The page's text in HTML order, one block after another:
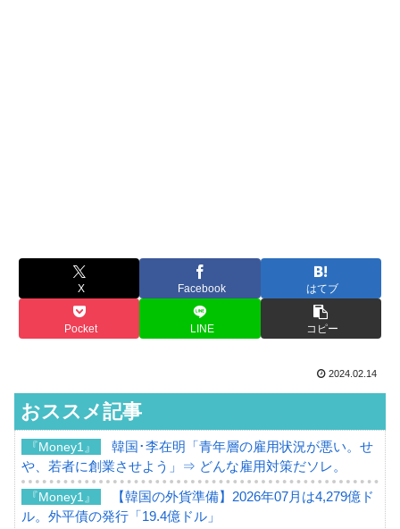
X Facebook はてブ
Pocket LINE コピー
2024.02.14
おススメ記事
『Money1』
韓国･李在明「青年層の雇用状況が悪い。せ
や、若者に創業させよう」⇒ どんな雇用対策だソレ。
『Money1』
【韓国の外貨準備】2026年07月は4,279億ド
ル。外平債の発行「19.4億ドル」